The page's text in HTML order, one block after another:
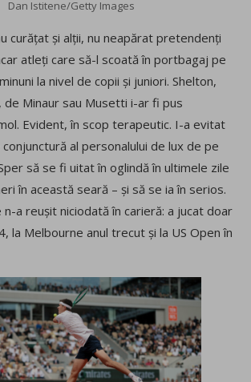
Dan Istitene/Getty Images
curățat și alții, nu neapărat pretendenți
atleți care să-l scoată în portbagaj pe
la nivel de copii și juniori. Shelton,
de Minaur sau Musetti i-ar fi pus
Evident, în scop terapeutic. I-a evitat
al personalului de lux de pe
să se fi uitat în oglindă în ultimele zile
în această seară – și să se ia în serios.
n-a reușit niciodată în carieră: a jucat doar
la Melbourne anul trecut și la US Open în